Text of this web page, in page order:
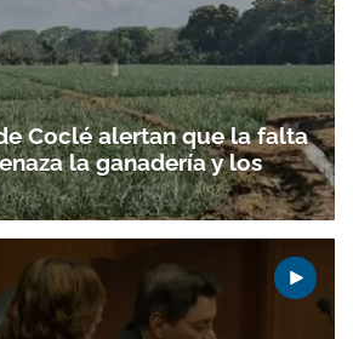
Coclé alertan que la falta
la ganadería y los